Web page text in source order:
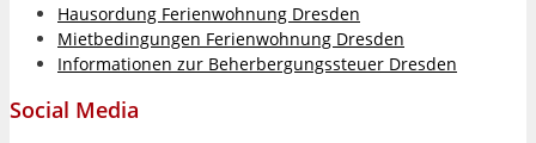
Hausordung Ferienwohnung Dresden
Mietbedingungen Ferienwohnung Dresden
Informationen zur Beherbergungssteuer Dresden
Social Media